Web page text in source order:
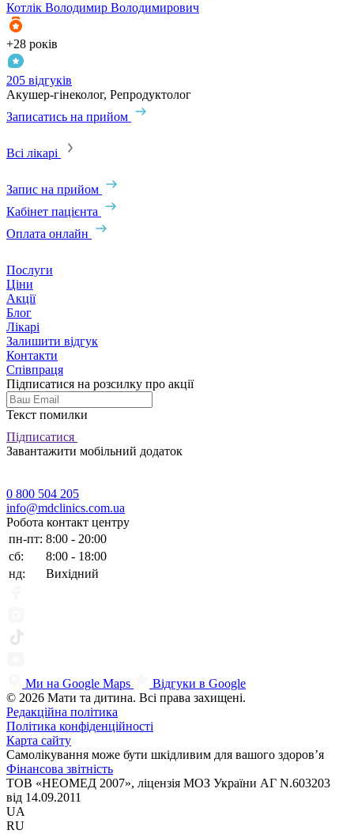
Котлік Володимир Володимирович
+28 років
205 відгуків
Акушер-гінеколог, Репродуктолог
Записатись на прийом
Всі лікарі
Запис на прийом
Кабінет пацієнта
Оплата онлайн
Послуги
Ціни
Акції
Блог
Лікарі
Залишити відгук
Контакти
Співпраця
Підписатися на розсилку про акції
Текст помилки
Підписатися
Завантажити мобільний додаток
0 800 504 205
info@mdclinics.com.ua
Робота контакт центру
пн-пт: 8:00 - 20:00
сб:
8:00 - 18:00
нд:
Вихідний
Ми на Google Maps
Відгуки в Google
© 2026 Мати та дитина. Всі права захищені.
Редакційна політика
Політика конфіденційності
Карта сайту
Самолікування може бути шкідливим для вашого здоров’я
Фінансова звітність
ТОВ «НЕОМЕД 2007», ліцензія МОЗ України АГ N.603203
від 14.09.2011
UA
RU